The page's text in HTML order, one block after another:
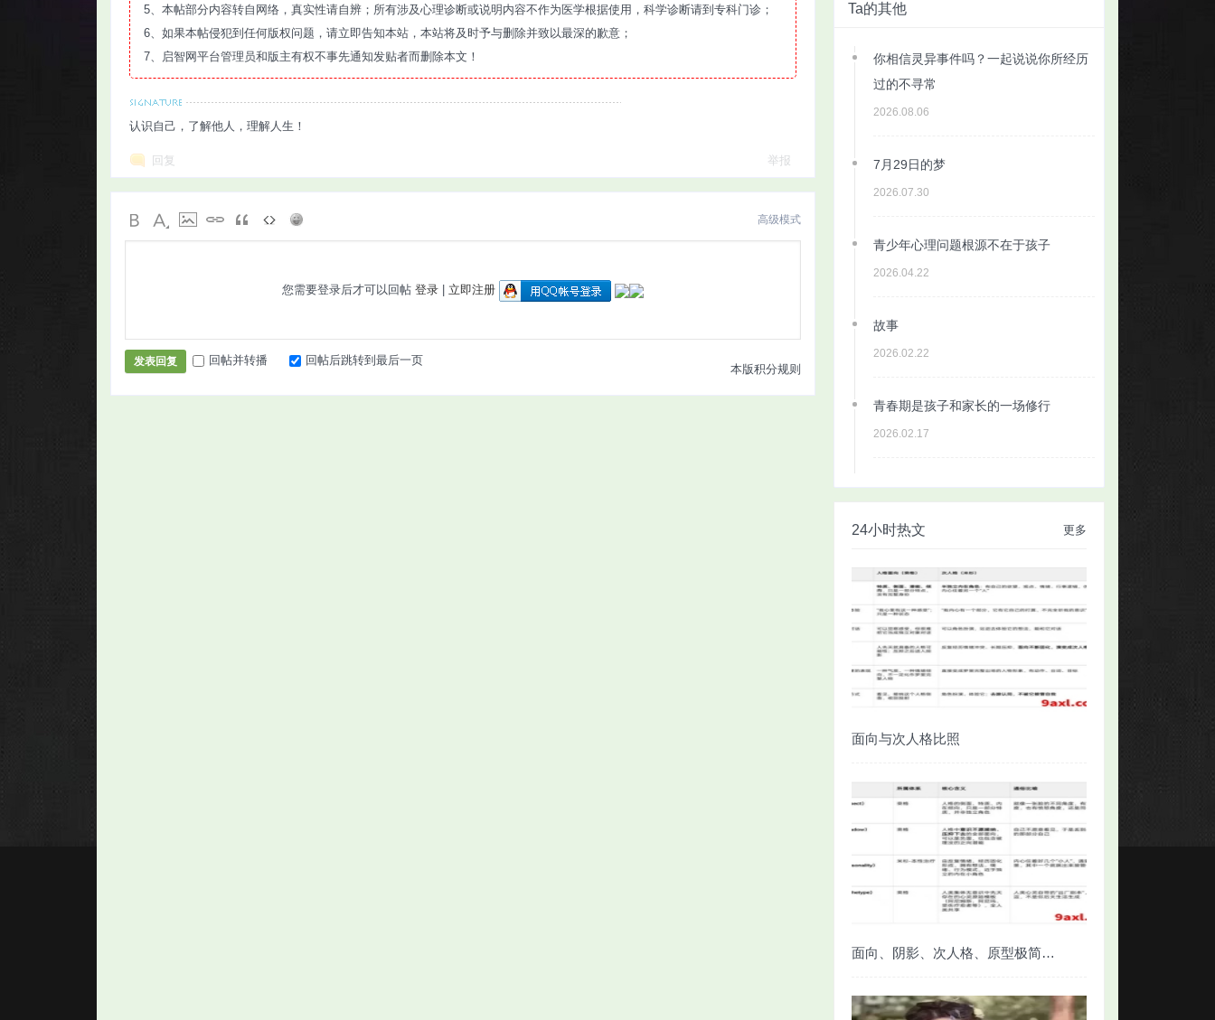
Ta的其他
你相信灵异事件吗？一起说说你所经历
过的不寻常
2026.08.06
7月29日的梦
2026.07.30
青少年心理问题根源不在于孩子
2026.04.22
故事
2026.02.22
青春期是孩子和家长的一场修行
2026.02.17
更多
24小时热文
面向与次人格比照
面向、阴影、次人格、原型极简对照
5、本帖部分内容转自网络，真实性请自辨；所有涉及心理诊断或说明内容不作为医学根据使用，科学诊断请到专科门诊；
6、如果本帖侵犯到任何版权问题，请立即告知本站，本站将及时予与删除并致以最深的歉意；
7、启智网平台管理员和版主有权不事先通知发贴者而删除本文！
认识自己，了解他人，理解人生！
回复 举报
高级模式
您需要登录后才可以回帖 登录 立即注册
本版积分规则
发表回复 回帖并转播 回帖后跳转到最后一页